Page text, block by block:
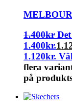
1.400kr
1.400kr.
1.120kr.
flera
på